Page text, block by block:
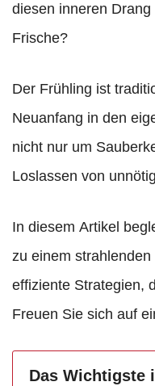
diesen inneren
Frische?
Der Frühling ist
Neuanfang in den
nicht nur um
Loslassen von
In diesem Artikel
zu einem
effiziente Strategien,
Freuen Sie sich auf
Das Wichtigste